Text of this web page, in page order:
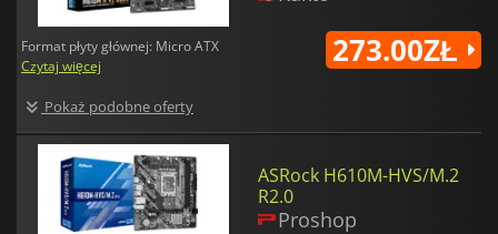
Format płyty głównej: Micro ATX
Czytaj więcej
Pokaż podobne oferty
273.00ZŁ
ASRock H610M-HVS/M.2
R2.0
Proshop